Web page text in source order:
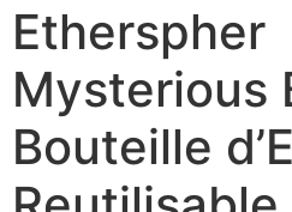
Etherspher
Mysterious
Bouteille